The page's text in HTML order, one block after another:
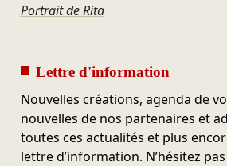
Portrait de Rita
Lettre d'information
Nouvelles créations, agenda de
nouvelles de nos partenaires et
toutes ces actualités et plus
lettre d’information. N’hésitez